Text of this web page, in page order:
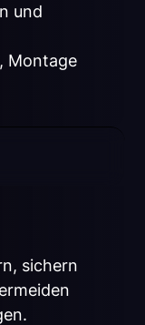
und
Montage
sichern